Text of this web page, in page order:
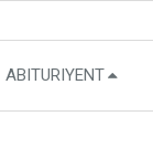
ABITURIYENT